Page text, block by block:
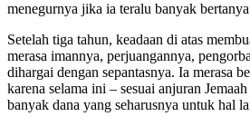
menegurnya jika ia teralu banyak
Setelah tiga tahun, keadaan di atas
merasa imannya, perjuangannya,
dihargai dengan sepantasnya. Ia merasa
karena selama ini – sesuai anjuran
banyak dana yang seharusnya untuk hal